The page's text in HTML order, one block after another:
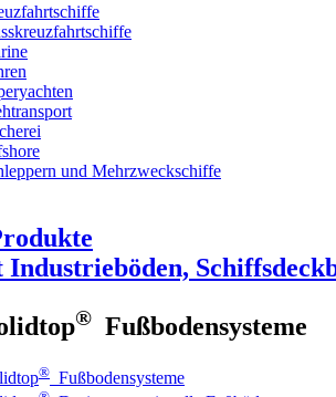
und Mehrzweckschiffe
Industrieböden,
® Fußbodensysteme
® Fußbodensysteme